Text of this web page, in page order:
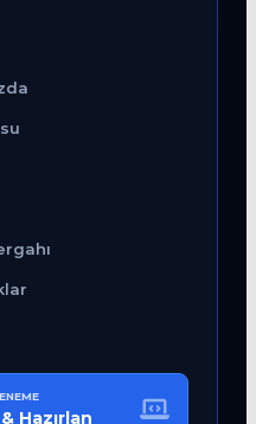
Hazırlan